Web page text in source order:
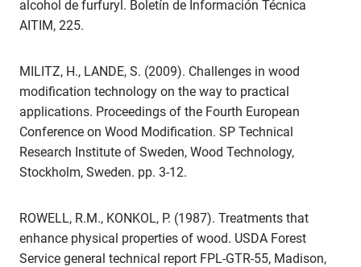
alcohol de furfuryl. Boletín de Información Técnica
AITIM, 225.
MILITZ, H., LANDE, S. (2009). Challenges in wood
modification technology on the way to practical
applications. Proceedings of the Fourth European
Conference on Wood Modification. SP Technical
Research Institute of Sweden, Wood Technology,
Stockholm, Sweden. pp. 3-12.
ROWELL, R.M., KONKOL, P. (1987). Treatments that
enhance physical properties of wood. USDA Forest
Service general technical report FPL-GTR-55, Madison,